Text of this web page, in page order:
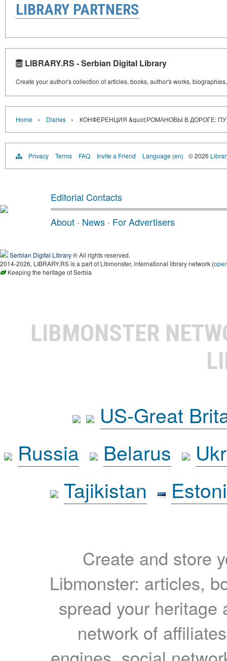
LIBRARY PARTNERS
LIBRARY.RS - Serbian Digital Library
Create your author's collection of articles, books, author's works,
Home › Diaries › КОНФЕРЕНЦИЯ &quot;РОМАНОВЫ В ДОРОГЕ:
Privacy Terms FAQ Invite a Friend Language (en) © 2026
Editorial Contacts
About · News · For Advertisers
Serbian Digital Library® All rights reserved.
2014-2026, LIBRARY.RS is a part of Libmonster, international library network (
Keeping the heritage of Serbia
LIBMONSTER
US-Great
Russia
Belarus
Tajikistan
Create and store
Libmonster: articles,
spread your heritage
network of